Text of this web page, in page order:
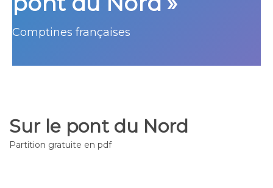
Comptines françaises
Sur le pont du Nord
Partition gratuite en pdf